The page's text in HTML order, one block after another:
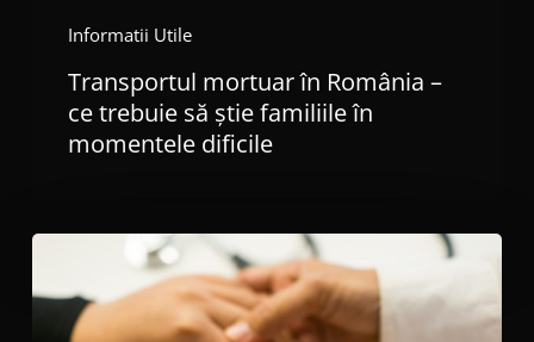
Informatii Utile
Transportul mortuar în România –
ce trebuie să știe familiile în
momentele dificile
Ajutorul
înmormântare
2026